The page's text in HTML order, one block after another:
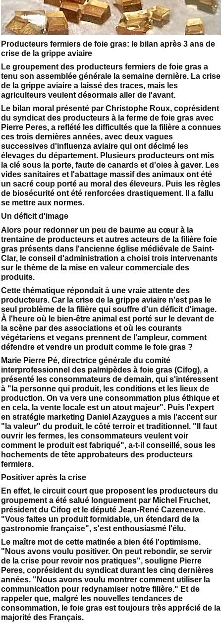
Producteurs fermiers de foie gras: le bilan après 3 ans de
crise de la grippe aviaire
Le groupement des producteurs fermiers de foie gras a
tenu son assemblée générale la semaine dernière. La crise
de la grippe aviaire a laissé des traces, mais les
agriculteurs veulent désormais aller de l'avant.
Le bilan moral présenté par Christophe Roux, coprésident
du syndicat des producteurs à la ferme de foie gras avec
Pierre Peres, a reflété les difficultés que la filière a connues
ces trois dernières années, avec deux vagues
successives d'influenza aviaire qui ont décimé les
élevages du département. Plusieurs producteurs ont mis
la clé sous la porte, faute de canards et d'oies à gaver. Les
vides sanitaires et l'abattage massif des animaux ont été
un sacré coup porté au moral des éleveurs. Puis les règles
de biosécurité ont été renforcées drastiquement. Il a fallu
se mettre aux normes.
Un déficit d'image
Alors pour redonner un peu de baume au cœur à la
trentaine de producteurs et autres acteurs de la filière foie
gras présents dans l'ancienne église médiévale de Saint-
Clar, le conseil d'administration a choisi trois intervenants
sur le thème de la mise en valeur commerciale des
produits.
Cette thématique répondait à une vraie attente des
producteurs. Car la crise de la grippe aviaire n'est pas le
seul problème de la filière qui souffre d'un déficit d'image.
À l'heure où le bien-être animal est porté sur le devant de
la scène par des associations et où les courants
végétariens et vegans prennent de l'ampleur, comment
défendre et vendre un produit comme le foie gras ?
Marie Pierre Pé, directrice générale du comité
interprofessionnel des palmipèdes à foie gras (Cifog), a
présenté les consommateurs de demain, qui s'intéressent
à "la personne qui produit, les conditions et les lieux de
production. On va vers une consommation plus éthique et
en cela, la vente locale est un atout majeur". Puis l'expert
en stratégie marketing Daniel Azaygues a mis l'accent sur
"la valeur" du produit, le côté terroir et traditionnel. "Il faut
ouvrir les fermes, les consommateurs veulent voir
comment le produit est fabriqué", a-t-il conseillé, sous les
hochements de tête approbateurs des producteurs
fermiers.
Positiver après la crise
En effet, le circuit court que proposent les producteurs du
groupement a été salué longuement par Michel Fruchet,
président du Cifog et le député Jean-René Cazeneuve.
"Vous faites un produit formidable, un étendard de la
gastronomie française", s'est enthousiasmé l'élu.
Le maître mot de cette matinée a bien été l'optimisme.
"Nous avons voulu positiver. On peut rebondir, se servir
de la crise pour revoir nos pratiques", souligne Pierre
Peres, coprésident du syndicat durant les cinq dernières
années. "Nous avons voulu montrer comment utiliser la
communication pour redynamiser notre filière." Et de
rappeler que, malgré les nouvelles tendances de
consommation, le foie gras est toujours très apprécié de la
majorité des Français.